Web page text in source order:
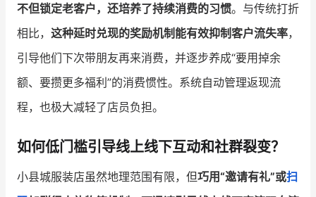
不但锁定老客户，还培养了持续消费的习惯。与传统打折
相比， 这种延时兑现的奖励机制能有效抑制客户流失率，
引导他们下次带朋友再来消费，并逐步养成“要用掉余
额、要攒更多福利”的消费惯性。系统自动管理返现流
程，也极大减轻了店员负担。
如何低门槛引导线上线下互动和社群裂变？
小县城服装店虽然地理范围有限，但巧用“邀请有礼”或扫